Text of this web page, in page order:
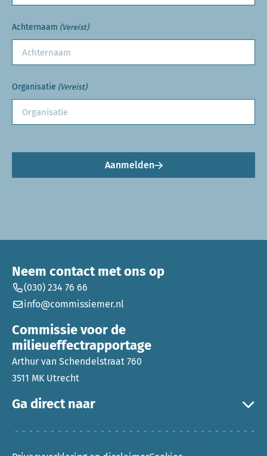
Achternaam (Vereist)
Organisatie (Vereist)
Aanmelden
Ga direct naar
Neem contact met ons op
(030) 234 76 66
info@commissiemer.nl
Commissie voor de
milieueffectrapportage
Arthur van Schendelstraat 760
3511 MK Utrecht